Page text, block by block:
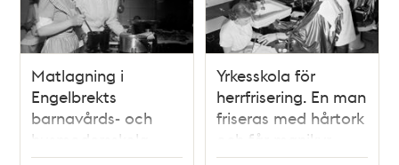
Matlagning i
Engelbrekts
barnavårds- och
husmodersskola
Yrkesskola för
herrfrisering. En man
friseras med hårtork
och får manikyr